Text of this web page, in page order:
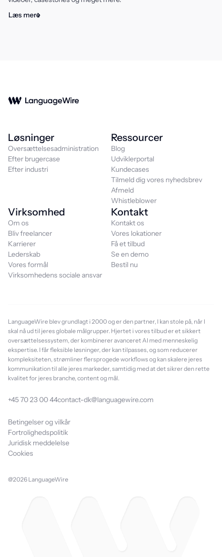
Læs mere
Løsninger
Oversættelsesadministration
Efter brugercase
Efter industri
Ressourcer
Blog
Udviklerportal
Kundecases
Tilmeld dig vores nyhedsbrev
Afmeld
Whistleblower
Virksomhed
Om os
Bliv freelancer
Karrierer
Lederskab
Vores formål
Virksomhedens sociale ansvar
Kontakt
Kontakt os
Vores lokationer
Få et tilbud
Se en demo
Bestil nu
LanguageWire blev grundlagt i 2000 og er den partner, I kan stole på, når I
skal nå ud til jeres globale målgrupper. Hjertet i vores tilbud er et sikkert
oversættelsessystem, der kombinerer avanceret AI med menneskelig
ekspertise. I får fleksible løsninger, der kan tilpasses, og som reducerer
kompleksiteten, strømliner flersprogede workflows og kan skalere jeres
kommunikation til alle jeres markeder, samtidig med at det sikrer den rette
kvalitet for jeres branche, content og mål.
+45 70 23 00 44contact-dk@languagewire.com
Betingelser og vilkår
Fortrolighedspolitik
Juridisk meddelelse
Cookies
@2026 LanguageWire